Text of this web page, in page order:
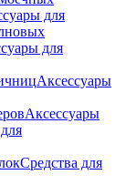
для
для
Аксессуары
Аксессуары
Средства для